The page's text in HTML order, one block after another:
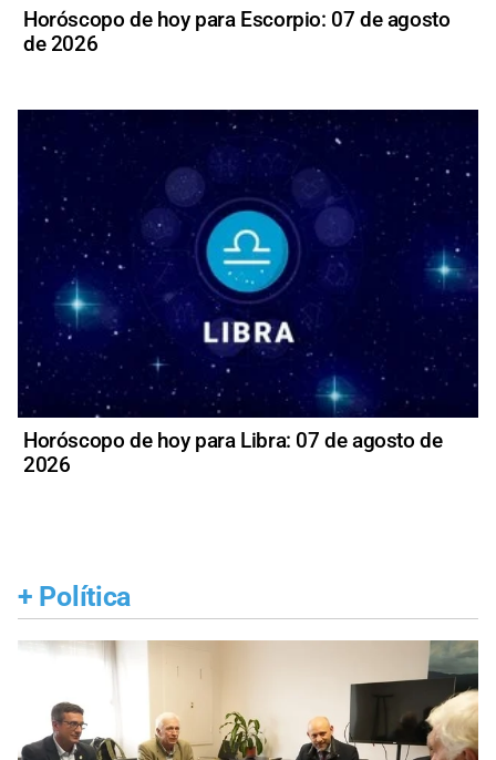
Horóscopo de hoy para Escorpio: 07 de agosto
de 2026
Horóscopo de hoy para Libra: 07 de agosto de
2026
+ Política